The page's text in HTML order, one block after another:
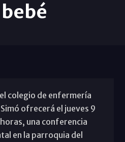
colegio de enfermería
ofrecerá el jueves 9
una conferencia
en la parroquia del